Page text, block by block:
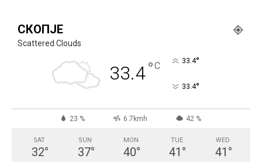
СКОПЈЕ
Scattered Clouds
33.4°C 33.4°
33.4°
23 % 6.7kmh 42 %
SAT
32°
SUN
37°
MON
40°
TUE
41 °
WED
41 °